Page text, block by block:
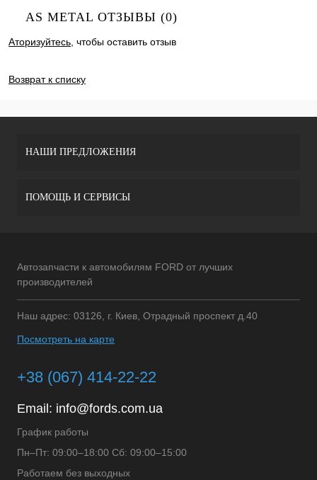
AS METAL ОТЗЫВЫ (0)
Аторизуйтесь , чтобы оставить отзыв
Возврат к списку
НАШИ ПРЕДЛОЖЕНИЯ
ПОМОЩЬ И СЕРВИСЫ
Автозапчасти к автомобилям FORD от лучших
производителей
Наш адрес: 03126, г. Киев, Отрадный проспект д.40
Посмотреть на карте
+38 (067) 414-22-22
Email: info@fords.com.ua
График работы
Пн–Пт: 09:00–18:00 Сб: 09:00–15:00
Работаем без выходных